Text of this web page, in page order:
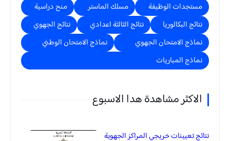
مستجدات الوظيفة
مسلك الماستر
منح دراسية
نتائج البكالوريا
نتائج الثالثة اعدادي
نتائج الجهوي
نماذج الامتحان الجهوي
نماذج الامتحان الوطني
نماذج المباريات
الاكثر مشاهدة هدا الاسبوع
نتائج تعيينات خريجي المراكز الجهوية